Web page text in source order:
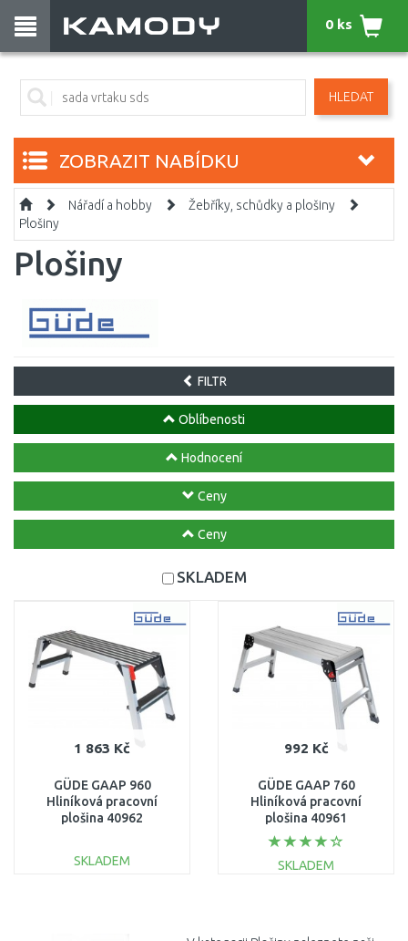
HLEDAT
0 ks
ZOBRAZIT NABÍDKU
Nářadí a hobby
Žebříky, schůdky a plošiny
Plošiny
Plošiny
FILTR
Oblíbenosti
Hodnocení
Ceny
Ceny
SKLADEM
1 863 Kč
GÜDE GAAP 960
Hliníková pracovní
plošina 40962
SKLADEM
992 Kč
GÜDE GAAP 760
Hliníková pracovní
plošina 40961
SKLADEM
Porovnat